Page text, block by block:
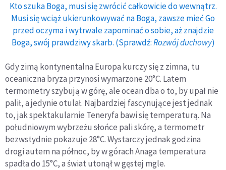
Kto szuka Boga, musi się zwrócić całkowicie do wewnątrz.
Musi się wciąż ukierunkowywać na Boga, zawsze mieć Go
przed oczyma i wytrwale zapominać o sobie, aż znajdzie
Boga, swój prawdziwy skarb. (Sprawdź:Rozwój duchowy)
Gdy zimą kontynentalna Europa kurczy się z zimna, tu
oceaniczna bryza przynosi wymarzone 20°C. Latem
termometry szybują w górę, ale ocean dba o to, by upał nie
palił, a jedynie otulał. Najbardziej fascynujące jest jednak
to, jak spektakularnie Teneryfa bawi się temperaturą. Na
południowym wybrzeżu słońce pali skórę, a termometr
bezwstydnie pokazuje 28°C. Wystarczy jednak godzina
drogi autem na północ, by w górach Anaga temperatura
spadła do 15°C, a świat utonął w gęstej mgle.